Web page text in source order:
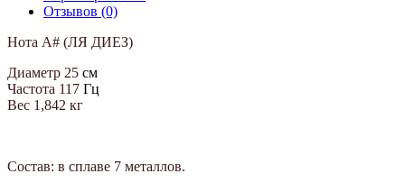
Отзывов (0)
Нота А# (ЛЯ ДИЕЗ)
Диаметр 25 см
Частота 117 Гц
Вес 1,842 кг
Состав: в сплаве 7 металлов.